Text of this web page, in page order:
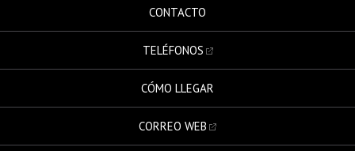
CONTACTO
TELÉFONOS
CÓMO LLEGAR
CORREO WEB